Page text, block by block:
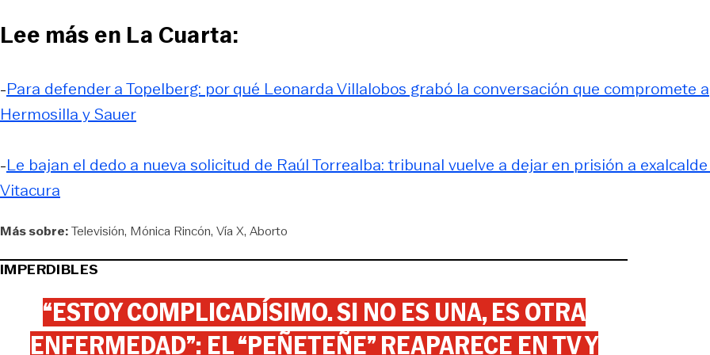
Lee más en La Cuarta:
-Para defender a Topelberg: por qué Leonarda Villalobos grabó la conversación que compromete a
Hermosilla y Sauer
-Le bajan el dedo a nueva solicitud de Raúl Torrealba: tribunal vuelve a dejar en prisión a
Vitacura
Más sobre:Televisión Mónica Rincón Vía X Aborto
IMPERDIBLES
“ESTOY COMPLICADÍSIMO. SI NO ES UNA, ES OTRA
ENFERMEDAD”: EL “PEÑETEÑE” REAPARECE EN TV Y